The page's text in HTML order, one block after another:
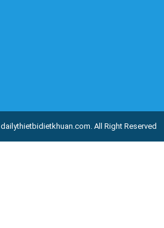
dailythietbidietkhuan.com. All Right Reserved